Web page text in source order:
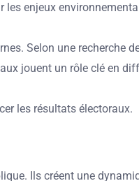
enjeux
Selon une recherche
jouent un rôle clé en
les résultats électoraux.
Ils créent une